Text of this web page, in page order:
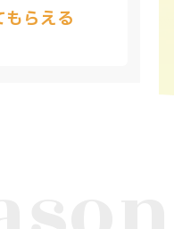
らえる